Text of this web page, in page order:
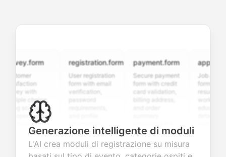
with
choice,
open-ended
valuable
about
products or
registration.form
User registration
form with email
verification,
fields for
seamless
account
payment.form
Secure payment
form with credit
card validation,
smooth e-
commerce
transactions.
Job
form with
resume
screening
efficient
Generazione intelligente di moduli
L'AI crea moduli di registrazione su misura